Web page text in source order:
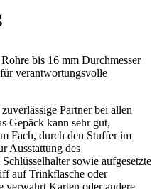
bis 16 mm Durchmesser
verantwortungsvolle
Partner bei allen
Gepäck kann sehr gut,
Fach, durch den Stuffer im
Ausstattung des
sowie aufgesetzte
auf Trinkflasche oder